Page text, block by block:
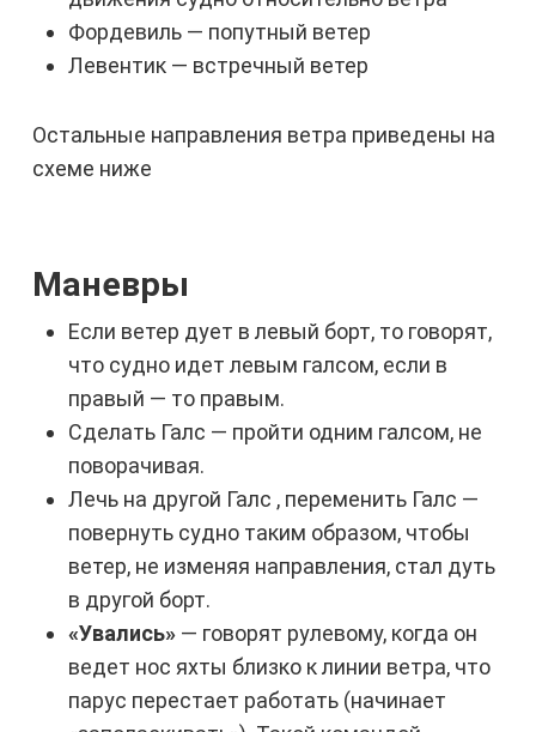
Фордевиль — попутный ветер
Левентик — встречный ветер
Остальные направления ветра приведены на
схеме ниже
Маневры
Если ветер дует в левый борт, то говорят,
что судно идет левым галсом, если в
правый — то правым.
Сделать Галс — пройти одним галсом, не
поворачивая.
Лечь на другой Галс , переменить Галс —
повернуть судно таким образом, чтобы
ветер, не изменяя направления, стал дуть
в другой борт.
«Увались»— говорят рулевому, когда он
ведет нос яхты близко к линии ветра, что
парус перестает работать (начинает